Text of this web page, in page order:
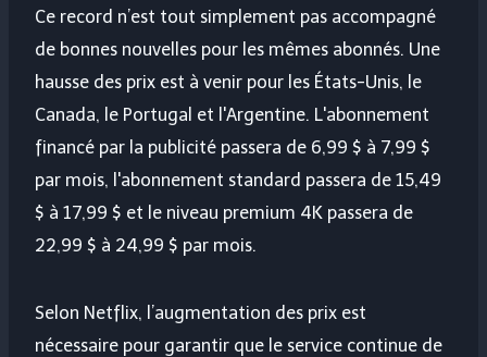
Ce record n’est tout simplement pas accompagné
de bonnes nouvelles pour les mêmes abonnés. Une
hausse des prix est à venir pour les États-Unis, le
Canada, le Portugal et l'Argentine. L'abonnement
financé par la publicité passera de 6,99 $ à 7,99 $
par mois, l'abonnement standard passera de 15,49
$ à 17,99 $ et le niveau premium 4K passera de
22,99 $ à 24,99 $ par mois.
Selon Netflix, l’augmentation des prix est
nécessaire pour garantir que le service continue de